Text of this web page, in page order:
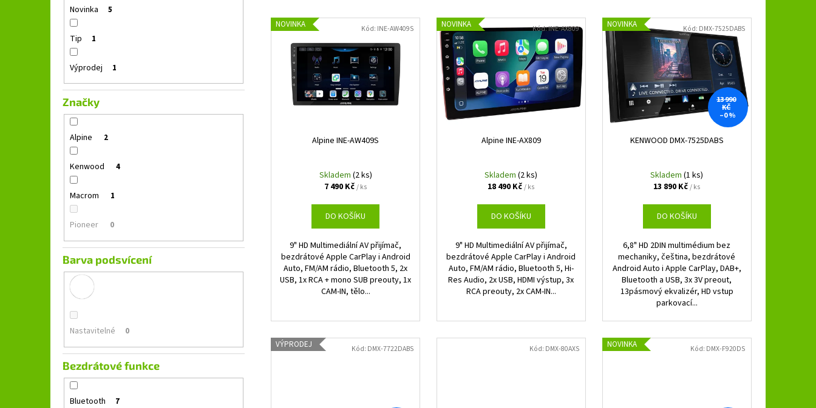
Novinka 5
Tip 1
Výprodej 1
Značky
Alpine 2
Kenwood 4
Macrom 1
Pioneer 0
Barva podsvícení
Nastavitelné 0
Bezdrátové funkce
Bluetooth 7
n
V
ýNOVINKA
Alpine INE-AW409S
Skladem (2 ks)
7 490 Kč/ ks
DO KOŠÍKU
9" HD Multimediální AV přijímač,
bezdrátové Apple CarPlay i Android
Auto, FM/AM rádio, Bluetooth 5, 2x
USB, 1x RCA + mono SUB preouty, 1x
CAM-IN, tělo...
Kód: INE-AW409S NOVINKA
Alpine INE-AX809
Skladem(2 ks)
18 490 Kč/ ks
DO KOŠÍKU
9" HD Multimediální AV přijímač,
bezdrátové Apple CarPlay i Android
Auto, FM/AM rádio, Bluetooth 5, Hi-
Res Audio, 2x USB, HDMI výstup, 3x
RCA preouty, 2x CAM-IN...
Kód:INE-AX809 NOVINKA
13 990
KČ
–0 %
KENWOOD DMX-7525DABS
Skladem(1 ks)
13 890 Kč/ ks
DO KOŠÍKU
6,8" HD 2DIN multimédium bez
mechaniky, čeština, bezdrátové
Android Auto i Apple CarPlay, DAB+,
Bluetooth a USB, 3x 3V preout,
13pásmový ekvalizér, HD vstup
parkovací...
Kód: DMX-7525DABS
VÝPRODEJ Kód: DMX-7722DABS Kód: DMX-80AXS NOVINKA Kód: DMX-F920DS
1 690 Kč
Původně:
339 Kč
12 990 Kč